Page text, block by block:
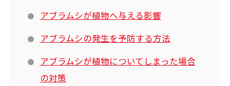
アブラムシが植物へ与える影響
アブラムシの発生を予防する方法
アブラムシが植物についてしまった場合
の対策